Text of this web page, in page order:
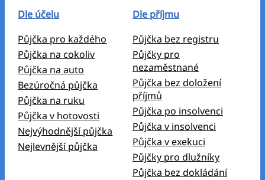
Dle účelu
Půjčka pro každého
Půjčka na cokoliv
Půjčka na auto
Bezúročná půjčka
Půjčka na ruku
Půjčka v hotovosti
Nejvýhodnější půjčka
Nejlevnější půjčka
Dle příjmu
Půjčka bez registru
Půjčky pro
nezaměstnané
Půjčka bez doložení
příjmů
Půjčka po insolvenci
Půjčka v insolvenci
Půjčka v exekuci
Půjčky pro dlužníky
Půjčka bez dokládání